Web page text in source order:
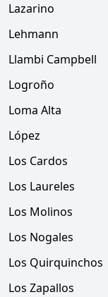
Lazarino
Lehmann
Llambi Campbell
Logroño
Loma Alta
López
Los Cardos
Los Laureles
Los Molinos
Los Nogales
Los Quirquinchos
Los Zapallos